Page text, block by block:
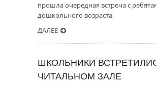
прошла очередная встреча с
дошкольного возраста.
ДАЛЕЕ
ШКОЛЬНИКИ
ЧИТАЛЬНОМ ЗАЛЕ